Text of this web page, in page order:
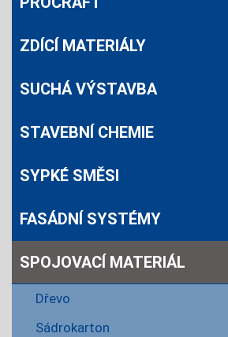
ZDÍCÍ MATERIÁLY
SUCHÁ VÝSTAVBA
STAVEBNÍ CHEMIE
SYPKÉ SMĚSI
FASÁDNÍ SYSTÉMY
SPOJOVACÍ MATERIÁL
Dřevo
Sádrokarton